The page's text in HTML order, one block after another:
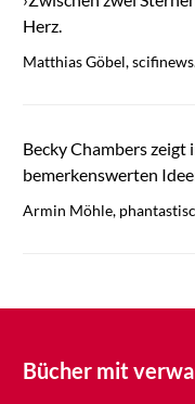
Herz.
Matthias Göbel,
Becky Chambers zeigt
bemerkenswerten
Armin Möhle,
Bücher mit